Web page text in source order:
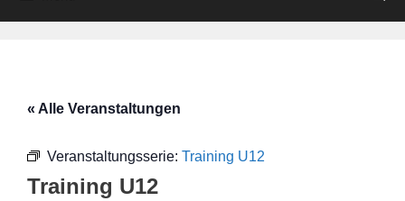
« Alle Veranstaltungen
Veranstaltungsserie: Training U12
Training U12